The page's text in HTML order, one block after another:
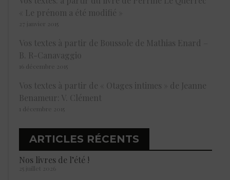
« Le prénom a été modifié »
27 janvier 2015
Vos textes à partir de Boussole de Mathias Enard –
B. R-Canavaggio
16 décembre 2015
Vos textes à partir de « Otages intimes » de Jeanne
Benameur: V. Clément
1 décembre 2015
ARTICLES RÉCENTS
Nos livres de l’été !
25 juillet 2026